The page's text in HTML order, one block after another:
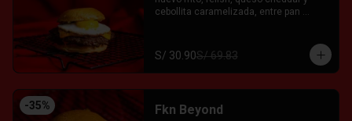
cebollita caramelizada, entre pan
S/ 30.90S/ 69.83
-35% Fkn Beyond